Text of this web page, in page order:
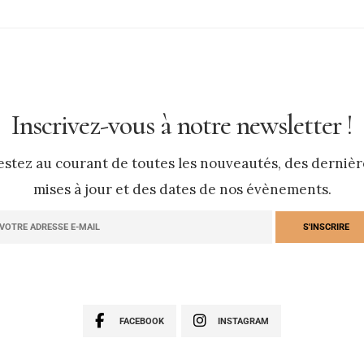
Inscrivez-vous à notre newsletter !
au courant de toutes les nouveautés, des
mises à jour et des dates de nos évènements.
FACEBOOK INSTAGRAM